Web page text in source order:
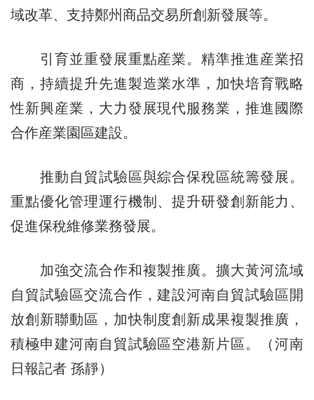
域改革、支持鄭州商品交易所創新發展等。
引育並重發展重點産業。精準推進産業招
商，持續提升先進製造業水準，加快培育戰略
性新興産業，大力發展現代服務業，推進國際
合作産業園區建設。
推動自貿試驗區與綜合保稅區統籌發展。
重點優化管理運行機制、提升研發創新能力、
促進保稅維修業務發展。
加強交流合作和複製推廣。擴大黃河流域
自貿試驗區交流合作，建設河南自貿試驗區開
放創新聯動區，加快制度創新成果複製推廣，
積極申建河南自貿試驗區空港新片區。（河南
日報記者 孫靜）